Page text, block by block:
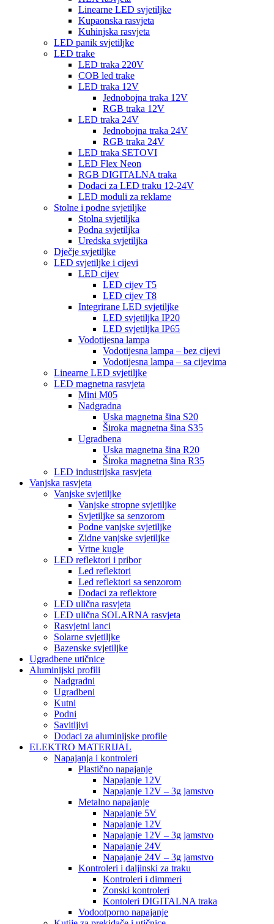
Linearne LED svjetiljke
Kupaonska rasvjeta
Kuhinjska rasvjeta
LED panik svjetiljke
LED trake
LED traka 220V
COB led trake
LED traka 12V
Jednobojna traka 12V
RGB traka 12V
LED traka 24V
Jednobojna traka 24V
RGB traka 24V
LED traka SETOVI
LED Flex Neon
RGB DIGITALNA traka
Dodaci za LED traku 12-24V
LED moduli za reklame
Stolne i podne svjetiljke
Stolna svjetiljka
Podna svjetiljka
Uredska svjetiljka
Dječje svjetiljke
LED svjetiljke i cijevi
LED cijev
LED cijev T5
LED cijev T8
Integrirane LED svjetiljke
LED svjetiljka IP20
LED svjetiljka IP65
Vodotijesna lampa
Vodotijesna lampa – bez cijevi
Vodotijesna lampa – sa cijevima
Linearne LED svjetiljke
LED magnetna rasvjeta
Mini M05
Nadgradna
Uska magnetna šina S20
Široka magnetna šina S35
Ugradbena
Uska magnetna šina R20
Široka magnetna šina R35
LED industrijska rasvjeta
Vanjska rasvjeta
Vanjske svjetiljke
Vanjske stropne svjetiljke
Svjetiljke sa senzorom
Podne vanjske svjetiljke
Zidne vanjske svjetiljke
Vrtne kugle
LED reflektori i pribor
Led reflektori
Led reflektori sa senzorom
Dodaci za reflektore
LED ulična rasvjeta
LED ulična SOLARNA rasvjeta
Rasvjetni lanci
Solarne svjetiljke
Bazenske svjetiljke
Ugradbene utičnice
Aluminijski profili
Nadgradni
Ugradbeni
Kutni
Podni
Savitljivi
Dodaci za aluminijske profile
ELEKTRO MATERIJAL
Napajanja i kontroleri
Plastično napajanje
Napajanje 12V
Napajanje 12V – 3g jamstvo
Metalno napajanje
Napajanje 5V
Napajanje 12V
Napajanje 12V – 3g jamstvo
Napajanje 24V
Napajanje 24V – 3g jamstvo
Kontroleri i daljinski za traku
Kontroleri i dimmeri
Zonski kontroleri
Kontoleri DIGITALNA traka
Vodootporno napajanje